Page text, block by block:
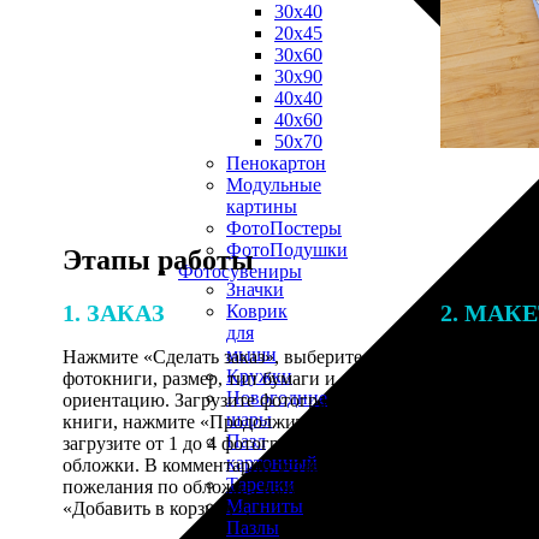
30х40
20х45
30х60
30х90
40х40
40х60
50х70
Пенокартон
Модульные
картины
ФотоПостеры
ФотоПодушки
Фотоcувениры
Значки
Коврик
для
мыши
Кружки
Новогодние
шары
Пазл
картонный
Тарелки
Магниты
Пазлы
Этапы работы
1. ЗАКАЗ
Нажмите «Сделать заказ», выберите тип
фотокниги, размер, тип бумаги и
ориентацию. Загрузите фотографии для
книги, нажмите «Продолжить» и
загрузите от 1 до 4 фотографий для
обложки. В комментарии оставьте свои
пожелания по обложке, нажмите
«Добавить в корзину».
2.